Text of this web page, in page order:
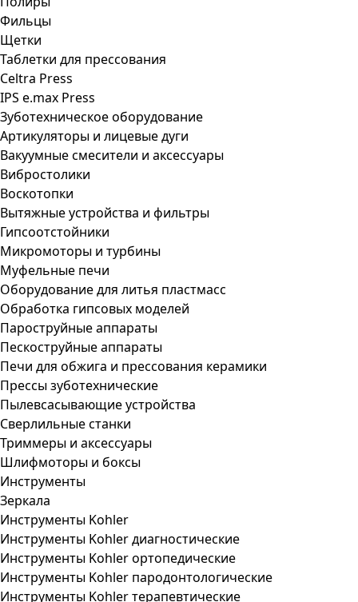
Фильцы
Щетки
Таблетки для прессования
Celtra Press
IPS e.max Press
Зуботехническое оборудование
Артикуляторы и лицевые дуги
Вакуумные смесители и аксессуары
Вибростолики
Воскотопки
Вытяжные устройства и фильтры
Гипсоотстойники
Микромоторы и турбины
Муфельные печи
Оборудование для литья пластмасс
Обработка гипсовых моделей
Пароструйные аппараты
Пескоструйные аппараты
Печи для обжига и прессования керамики
Прессы зуботехнические
Пылевсасывающие устройства
Сверлильные станки
Триммеры и аксессуары
Шлифмоторы и боксы
Инструменты
Зеркала
Инструменты Kohler
Инструменты Kohler диагностические
Инструменты Kohler ортопедические
Инструменты Kohler пародонтологические
Инструменты Kohler терапевтические